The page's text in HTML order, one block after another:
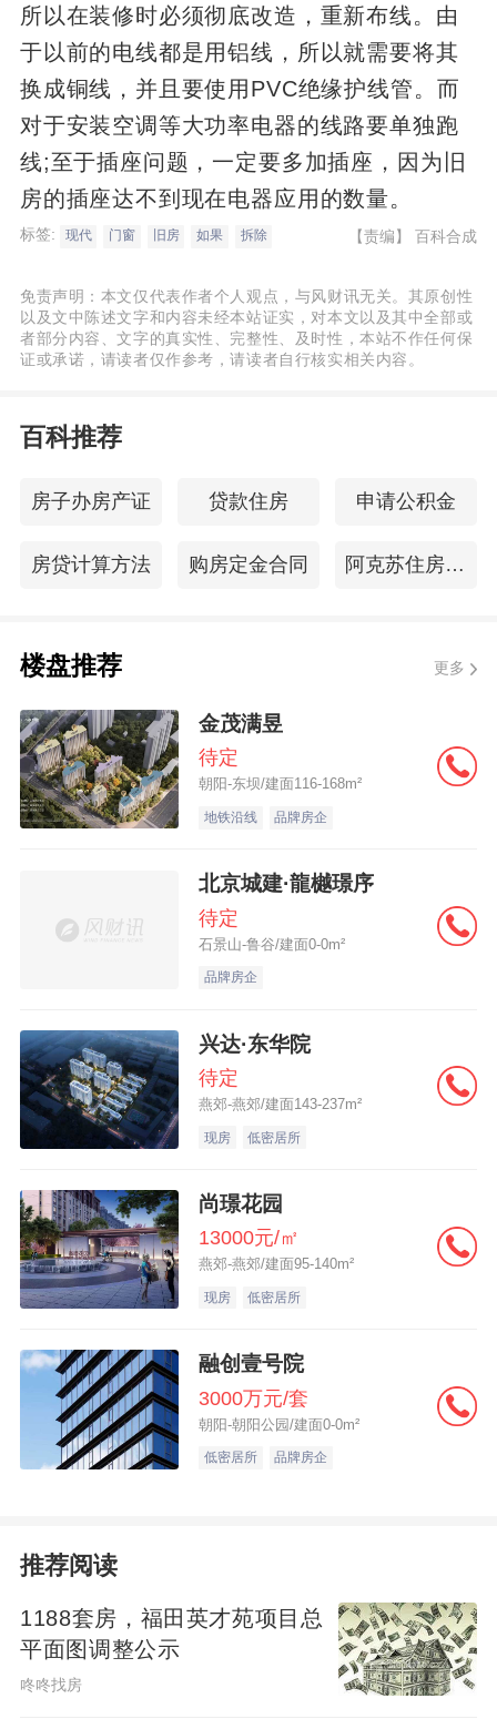
所以在装修时必须彻底改造，重新布线。由
于以前的电线都是用铝线，所以就需要将其
换成铜线，并且要使用PVC绝缘护线管。而
对于安装空调等大功率电器的线路要单独跑
线;至于插座问题，一定要多加插座，因为旧
房的插座达不到现在电器应用的数量。
标签: 现代 门窗 旧房 如果 拆除 【责编】 百科合成
免责声明：本文仅代表作者个人观点，与风财讯无关。其原创性
以及文中陈述文字和内容未经本站证实，对本文以及其中全部或
者部分内容、文字的真实性、完整性、及时性，本站不作任何保
证或承诺，请读者仅作参考，请读者自行核实相关内容。
百科推荐
房子办房产证 贷款住房 申请公积金
房贷计算方法 购房定金合同 阿克苏住房公积金查询
楼盘推荐 更多
金茂满昱
待定
朝阳-东坝/建面116-168m²
地铁沿线 品牌房企
北京城建·龍樾璟序
待定
石景山-鲁谷/建面0-0m²
品牌房企
兴达·东华院
待定
燕郊-燕郊/建面143-237m²
现房 低密居所
尚璟花园
13000元/㎡
燕郊-燕郊/建面95-140m²
现房 低密居所
融创壹号院
3000万元/套
朝阳-朝阳公园/建面0-0m²
低密居所 品牌房企
推荐阅读
1188套房，福田英才苑项目总
平面图调整公示
咚咚找房